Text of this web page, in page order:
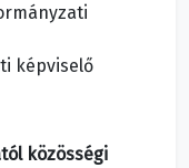
képviselő
közösségi